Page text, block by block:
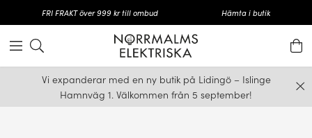
FRI FRAKT över 999 kr till ombud Hämta i butik
Vi expanderar med en ny butik på Lidingö – Islinge
Hamnväg 1. Välkommen från 5 september!